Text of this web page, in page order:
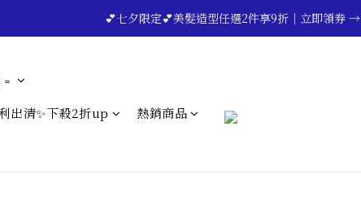
🔥💪My Superdad😍｜全館領券享9折｜立即領券 →
💕七夕限定💕美髮造型任選2件享9折｜立即領券 →
出清✨下殺2折up
熱銷商品